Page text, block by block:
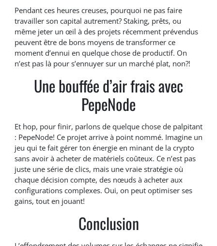
Pendant ces heures creuses, pourquoi ne pas faire
travailler son capital autrement? Staking, prêts, ou
même jeter un œil à des projets récemment prévendus
peuvent être de bons moyens de transformer ce
moment d’ennui en quelque chose de productif. On
n’est pas là pour s’ennuyer sur un marché plat, non?!
Une bouffée d’air frais avec
PepeNode
Et hop, pour finir, parlons de quelque chose de palpitant
: PepeNode! Ce projet arrive à point nommé. Imagine un
jeu qui te fait gérer ton énergie en minant de la crypto
sans avoir à acheter de matériels coûteux. Ce n’est pas
juste une série de clics, mais une vraie stratégie où
chaque décision compte, des nœuds à acheter aux
configurations complexes. Oui, on peut optimiser ses
gains, tout en jouant!
Conclusion